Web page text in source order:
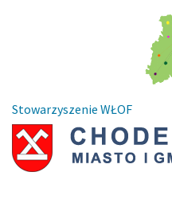
Stowarzyszenie WŁOF